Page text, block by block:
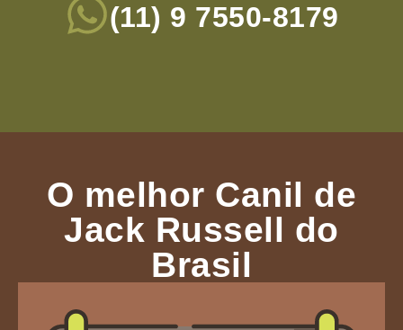
(11) 9 7550-8179
O melhor Canil de
Jack Russell do
Brasil